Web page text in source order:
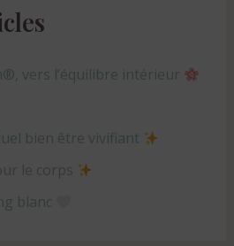
vers l’équilibre intérieur
bien être vivifiant
le corps
blanc